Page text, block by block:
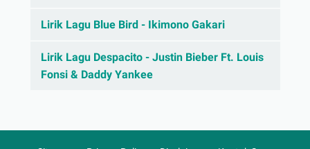
Lirik Lagu Blue Bird - Ikimono Gakari
Lirik Lagu Despacito - Justin Bieber Ft. Louis
Fonsi & Daddy Yankee